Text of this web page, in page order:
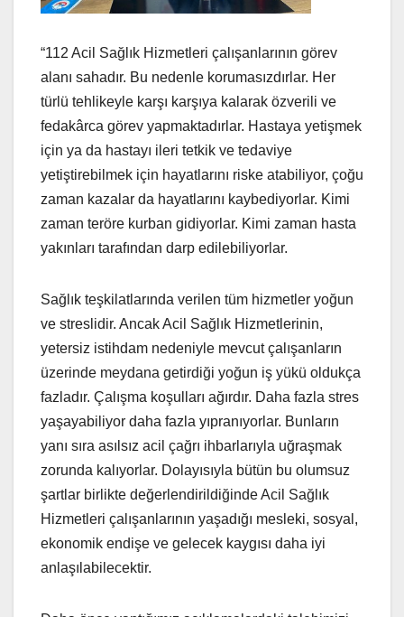
“112 Acil Sağlık Hizmetleri çalışanlarının görev
alanı sahadır. Bu nedenle korumasızdırlar. Her
türlü tehlikeyle karşı karşıya kalarak özverili ve
fedakârca görev yapmaktadırlar. Hastaya yetişmek
için ya da hastayı ileri tetkik ve tedaviye
yetiştirebilmek için hayatlarını riske atabiliyor, çoğu
zaman kazalar da hayatlarını kaybediyorlar. Kimi
zaman teröre kurban gidiyorlar. Kimi zaman hasta
yakınları tarafından darp edilebiliyorlar.
Sağlık teşkilatlarında verilen tüm hizmetler yoğun
ve streslidir. Ancak Acil Sağlık Hizmetlerinin,
yetersiz istihdam nedeniyle mevcut çalışanların
üzerinde meydana getirdiği yoğun iş yükü oldukça
fazladır. Çalışma koşulları ağırdır. Daha fazla stres
yaşayabiliyor daha fazla yıpranıyorlar. Bunların
yanı sıra asılsız acil çağrı ihbarlarıyla uğraşmak
zorunda kalıyorlar. Dolayısıyla bütün bu olumsuz
şartlar birlikte değerlendirildiğinde Acil Sağlık
Hizmetleri çalışanlarının yaşadığı mesleki, sosyal,
ekonomik endişe ve gelecek kaygısı daha iyi
anlaşılabilecektir.